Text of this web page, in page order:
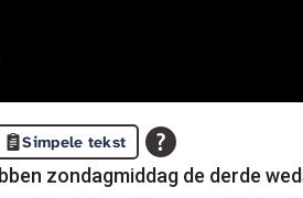
Simpele tekst
zondagmiddag de derde